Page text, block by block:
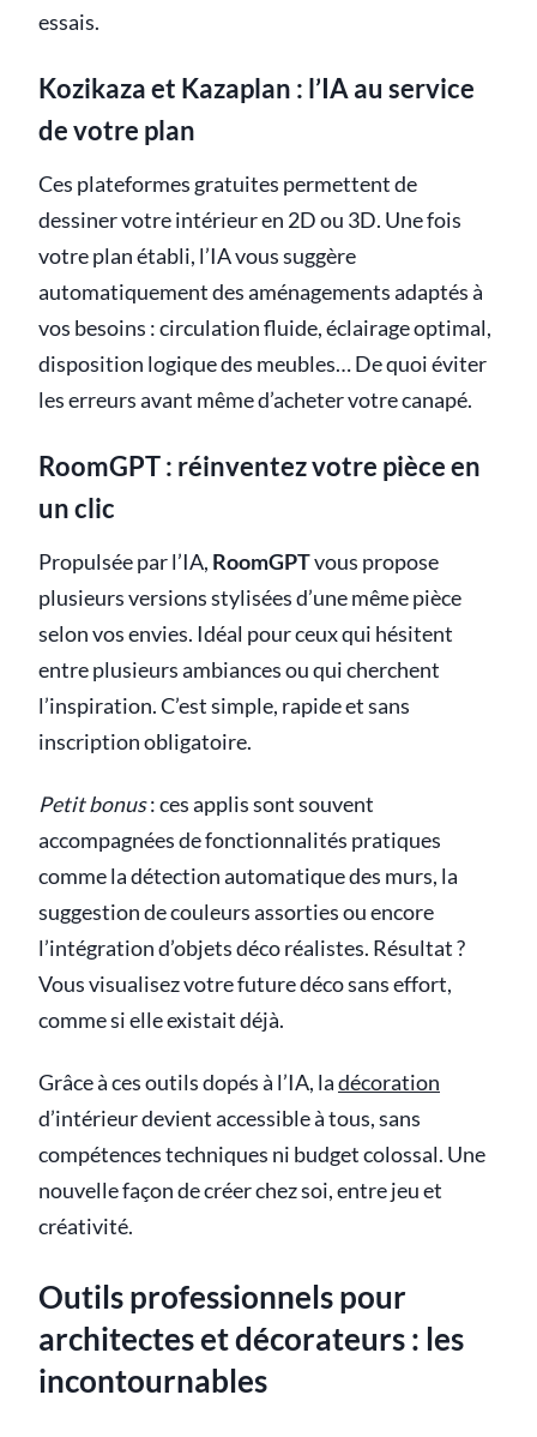
essais.
Kozikaza et Kazaplan : l’IA au service
de votre plan
Ces plateformes gratuites permettent de
dessiner votre intérieur en 2D ou 3D. Une fois
votre plan établi, l’IA vous suggère
automatiquement des aménagements adaptés à
vos besoins : circulation fluide, éclairage optimal,
disposition logique des meubles… De quoi éviter
les erreurs avant même d’acheter votre canapé.
RoomGPT : réinventez votre pièce en
un clic
Propulsée par l’IA, RoomGPTvous propose
plusieurs versions stylisées d’une même pièce
selon vos envies. Idéal pour ceux qui hésitent
entre plusieurs ambiances ou qui cherchent
l’inspiration. C’est simple, rapide et sans
inscription obligatoire.
Petit bonus: ces applis sont souvent
accompagnées de fonctionnalités pratiques
comme la détection automatique des murs, la
suggestion de couleurs assorties ou encore
l’intégration d’objets déco réalistes. Résultat ?
Vous visualisez votre future déco sans effort,
comme si elle existait déjà.
Grâce à ces outils dopés à l’IA, ladécoration
d’intérieur devient accessible à tous, sans
compétences techniques ni budget colossal. Une
nouvelle façon de créer chez soi, entre jeu et
créativité.
Outils professionnels pour
architectes et décorateurs : les
incontournables